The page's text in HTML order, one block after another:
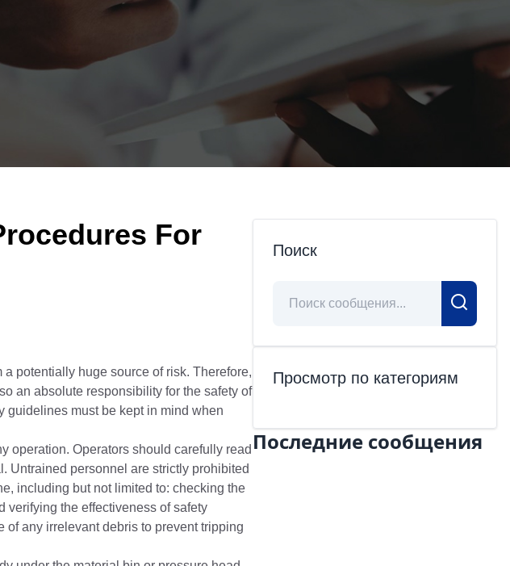
For
potentially huge source of risk. Therefore,
an absolute responsibility for the safety of
guidelines must be kept in mind when
operation. Operators should carefully read
Untrained personnel are strictly prohibited
including but not limited to: checking the
verifying the effectiveness of safety
any irrelevant debris to prevent tripping
Поиск
Просмотр по категориям
Последние сообщения